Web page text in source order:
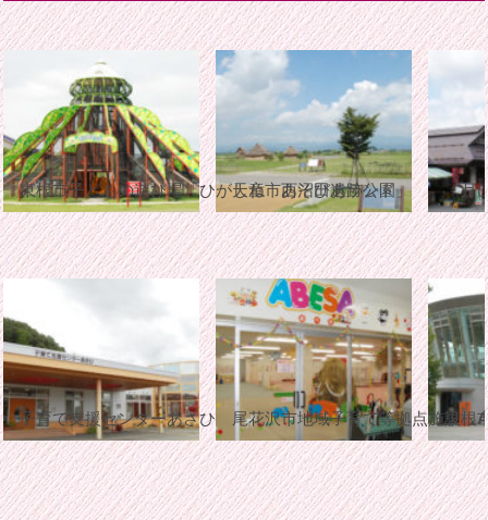
東根市子どもの遊び場「ひがしね あそびあランド」
天童市西沼田遺跡公園 月
子育て支援センターあさひ 尾花沢市地域子育て等拠点施設
東根